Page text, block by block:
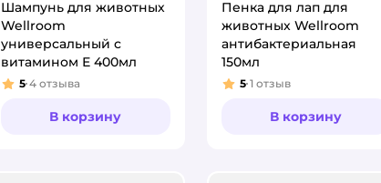
Шампунь для животных
Wellroom
универсальный с
витамином Е 400мл
Рейтинг:
5 4 отзыва
В корзину
Пенка для лап для
животных Wellroom
антибактериальная
150мл
Рейтинг:
5 1 отзыв
В корзину